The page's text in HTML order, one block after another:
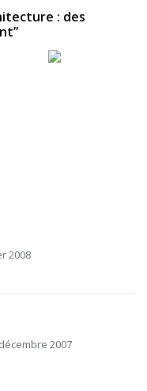
: des
2008
2007